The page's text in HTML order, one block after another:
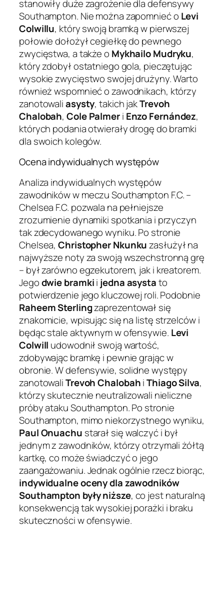
stanowiły duże zagrożenie dla defensywy
Southampton. Nie można zapomnieć o Levi
Colwillu, który swoją bramką w pierwszej
połowie dołożył cegiełkę do pewnego
zwycięstwa, a także o Mykhailo Mudryku,
który zdobył ostatniego gola, pieczętując
wysokie zwycięstwo swojej drużyny. Warto
również wspomnieć o zawodnikach, którzy
zanotowaliasysty, takich jakTrevoh
Chalobah,Cole Palmeri Enzo Fernández,
których podania otwierały drogę do bramki
dla swoich kolegów.
Ocena indywidualnych występów
Analiza indywidualnych występów
zawodników w meczu Southampton F.C. –
Chelsea F.C. pozwala na pełniejsze
zrozumienie dynamiki spotkania i przyczyn
tak zdecydowanego wyniku. Po stronie
Chelsea,Christopher Nkunkuzasłużył na
najwyższe noty za swoją wszechstronną grę
– był zarówno egzekutorem, jak i kreatorem.
Jegodwie bramkii jedna asystato
potwierdzenie jego kluczowej roli. Podobnie
Raheem Sterlingzaprezentował się
znakomicie, wpisując się na listę strzelców i
będąc stale aktywnym w ofensywie. Levi
Colwill udowodnił swoją wartość,
zdobywając bramkę i pewnie grając w
obronie. W defensywie, solidne występy
zanotowaliTrevoh ChalobahiThiago Silva,
którzy skutecznie neutralizowali nieliczne
próby ataku Southampton. Po stronie
Southampton, mimo niekorzystnego wyniku,
Paul Onuachu starał się walczyć i był
jednym z zawodników, którzy otrzymali żółtą
kartkę, co może świadczyć o jego
zaangażowaniu. Jednak ogólnie rzecz biorąc,
indywidualne oceny dla zawodników
Southampton były niższe, co jest naturalną
konsekwencją tak wysokiej porażki i braku
skuteczności w ofensywie.